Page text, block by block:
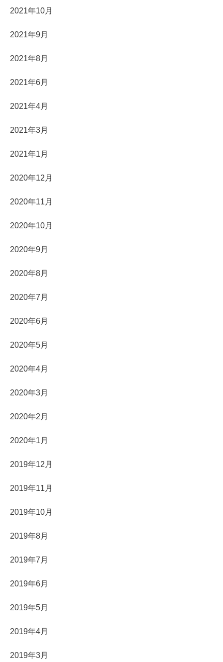
2021年10月
2021年9月
2021年8月
2021年6月
2021年4月
2021年3月
2021年1月
2020年12月
2020年11月
2020年10月
2020年9月
2020年8月
2020年7月
2020年6月
2020年5月
2020年4月
2020年3月
2020年2月
2020年1月
2019年12月
2019年11月
2019年10月
2019年8月
2019年7月
2019年6月
2019年5月
2019年4月
2019年3月